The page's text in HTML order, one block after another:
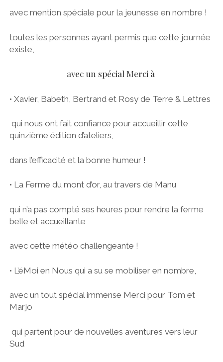
avec mention spéciale pour la jeunesse en nombre !
toutes les personnes ayant permis que cette journée
existe,
avec un spécial Merci à
• Xavier, Babeth, Bertrand et Rosy de Terre & Lettres
qui nous ont fait confiance pour accueillir cette
quinzième édition d’ateliers,
dans l’efficacité et la bonne humeur !
• La Ferme du mont d’or, au travers de Manu
qui n’a pas compté ses heures pour rendre la ferme
belle et accueillante
avec cette météo challengeante !
• L’éMoi en Nous qui a su se mobiliser en nombre,
avec un tout spécial immense Merci pour Tom et
Marjo
qui partent pour de nouvelles aventures vers leur
Sud